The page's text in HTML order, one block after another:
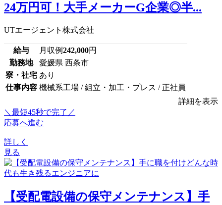
24万円可！大手メーカーG企業◎半...
UTエージェント株式会社
給与 月収例242,000円
勤務地
愛媛県 西条市
寮・社宅 あり
仕事内容 機械系工場 / 組立・加工・プレス / 正社員
詳細を表示
＼最短45秒で完了／
応募へ進む
詳しく
見る
【受配電設備の保守メンテナンス】手